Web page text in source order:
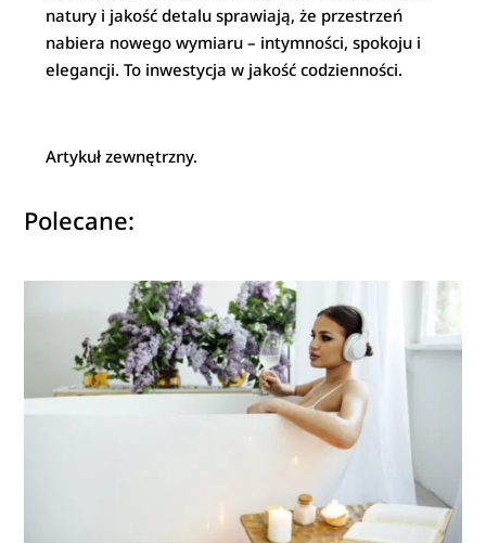
natury i jakość detalu sprawiają, że przestrzeń
nabiera nowego wymiaru – intymności, spokoju i
elegancji. To inwestycja w jakość codzienności.
Artykuł zewnętrzny.
Polecane: